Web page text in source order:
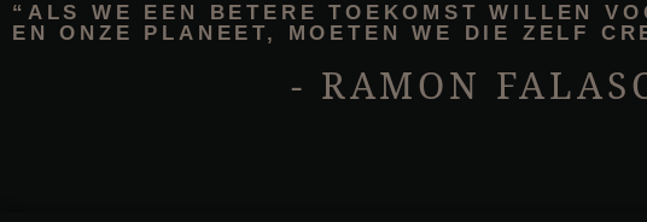
“ALS WE EEN BETERE TOEKOMST WILLEN
EN ONZE PLANEET, MOETEN WE DIE ZELF
- RAMON